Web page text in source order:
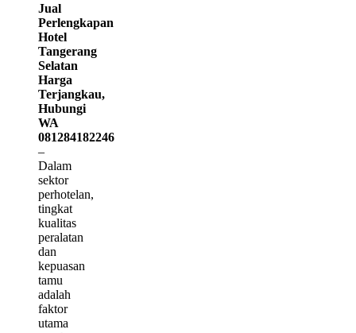
Jual
Perlengkapan
Hotel
Tangerang
Selatan
Harga
Terjangkau,
Hubungi
WA
081284182246
–
Dalam
sektor
perhotelan,
tingkat
kualitas
peralatan
dan
kepuasan
tamu
adalah
faktor
utama